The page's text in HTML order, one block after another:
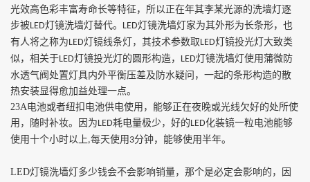
光效高色彩丰富寿命长等特征，所以正在年其李某光源的洗墙灯逐
步被LED灯镜洗墙灯替代。 LED灯镜洗墙灯家为其外形为长条形，也
有人将之称为LED灯镜线条灯，其技术参数取LED灯镜投光灯大致类
似，相关于LED灯镜投光灯的圆形构造， LED灯镜洗墙灯使用蒲微防
水透气阀处置灯具内外平衡压差及防水疑问，一起的条形构造的散
热安装显得愈加益处理一点。
23A电池或者纽扣电池供电使用，能够正在夜晚或光线欠好的处所使
用，随时补妆。因为LED耗电量极少，好的LED化装镜一粒电池能够
使用十个小时以上,每天使用 3分钟，能够使用半年。
LED灯镜洗墙灯多少钱会不会影响销量，那个是必定会影响的，因